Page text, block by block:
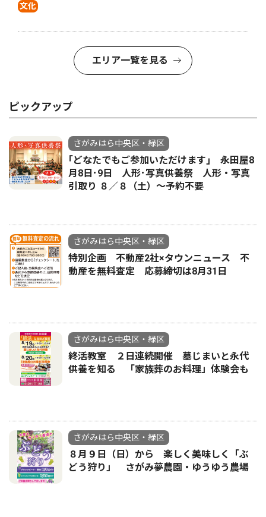
文化
エリア一覧を見る
ピックアップ
さがみはら中央区・緑区
｢どなたでもご参加いただけます｣ 永田屋8
月8日･9日 人形･写真供養祭 人形・写真
引取り ８／８（土）〜予約不要
さがみはら中央区・緑区
特別企画 不動産2社×タウンニュース 不
動産を無料査定 応募締切は8月31日
さがみはら中央区・緑区
終活教室 ２日連続開催 墓じまいと永代
供養を知る 「家族葬のお料理」体験会も
さがみはら中央区・緑区
８月９日（日）から 楽しく美味しく「ぶ
どう狩り」 さがみ夢農園・ゆうゆう農場